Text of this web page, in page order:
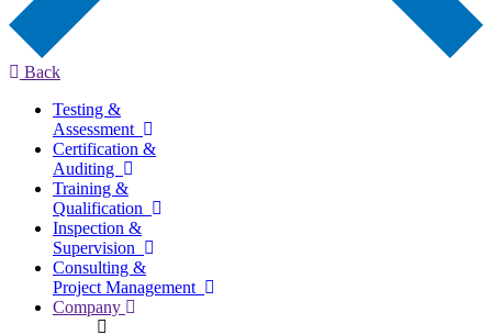
Back
Testing &
Assessment
Certification &
Auditing
Training &
Qualification
Inspection &
Supervision
Consulting &
Project Management
Company